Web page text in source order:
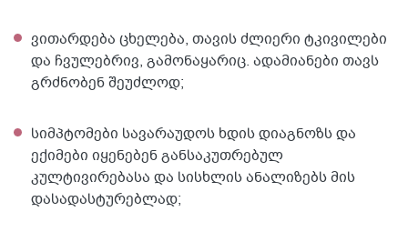
ვითარდება ცხელება, თავის ძლიერი ტკივილები
და ჩვულებრივ, გამონაყარიც. ადამიანები თავს
გრძნობენ შეუძლოდ;
სიმპტომები სავარაუდოს ხდის დიაგნოზს და
ექიმები იყენებენ განსაკუთრებულ
კულტივირებასა და სისხლის ანალიზებს მის
დასადასტურებლად;